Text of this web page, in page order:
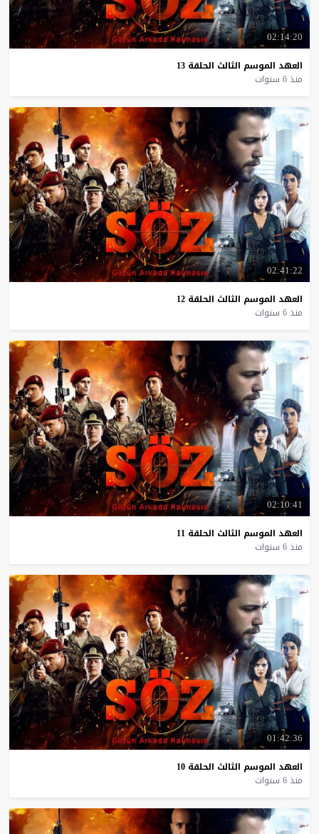
02:14:20
العهد الموسم الثالث الحلقة 13
منذ 6 سنوات
02:41:22
العهد الموسم الثالث الحلقة 12
منذ 6 سنوات
02:10:41
العهد الموسم الثالث الحلقة 11
منذ 6 سنوات
01:42:36
العهد الموسم الثالث الحلقة 10
منذ 6 سنوات